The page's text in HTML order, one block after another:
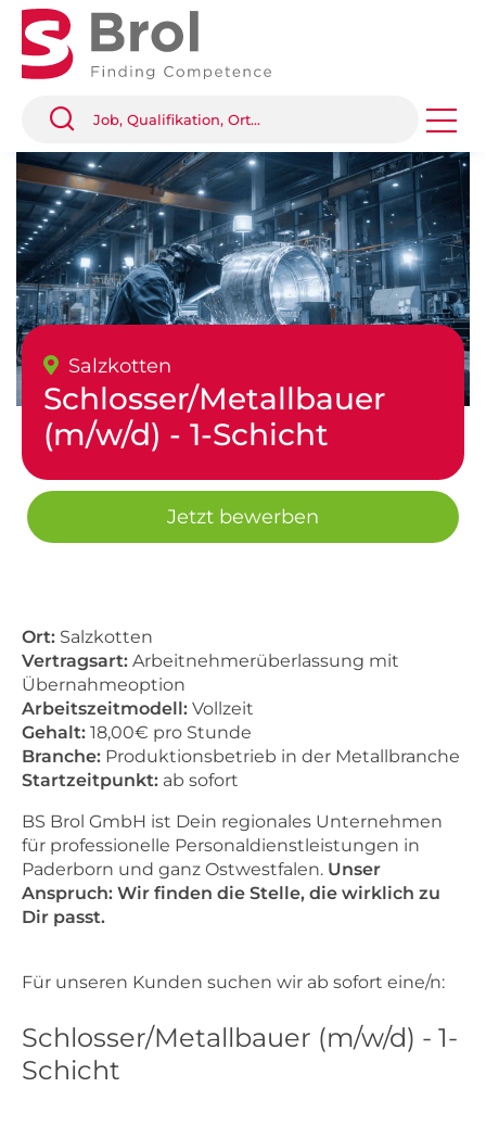
Salzkotten
Schlosser/Metallbauer
(m/w/d) - 1-Schicht
Jetzt bewerben
Ort: Salzkotten
Vertragsart: Arbeitnehmerüberlassung mit
Übernahmeoption
Arbeitszeitmodell: Vollzeit
Gehalt: 18,00€ pro Stunde
Branche: Produktionsbetrieb in der Metallbranche
Startzeitpunkt: ab sofort
BS Brol GmbH ist Dein regionales Unternehmen
für professionelle Personaldienstleistungen in
Paderborn und ganz Ostwestfalen. Unser
Anspruch: Wir finden die Stelle, die wirklich zu
Dir passt.
Für unseren Kunden suchen wir ab sofort eine/n:
Schlosser/Metallbauer (m/w/d) - 1-
Schicht